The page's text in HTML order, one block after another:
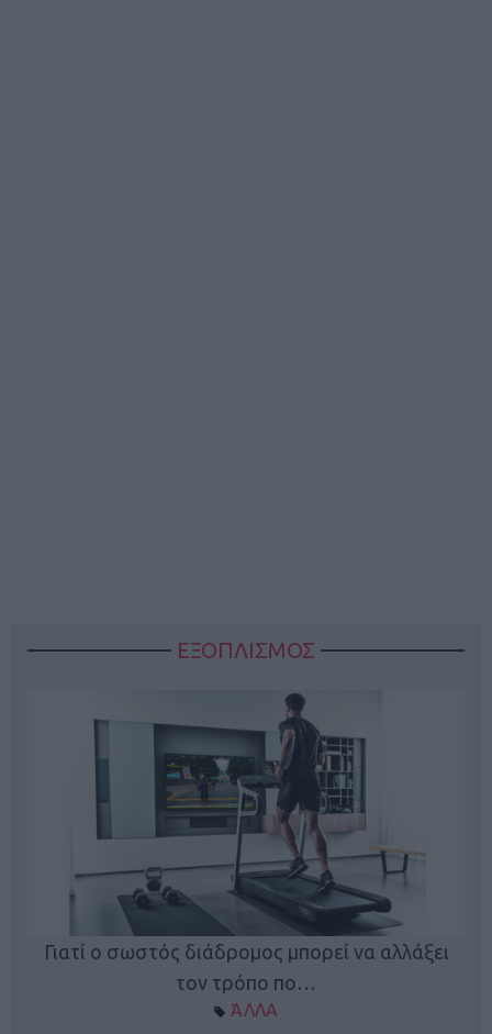
ΕΞΟΠΛΙΣΜΟΣ
Γιατί ο σωστός διάδρομος μπορεί να αλλάξει
τον τρόπο πο…
ΆΛΛΑ